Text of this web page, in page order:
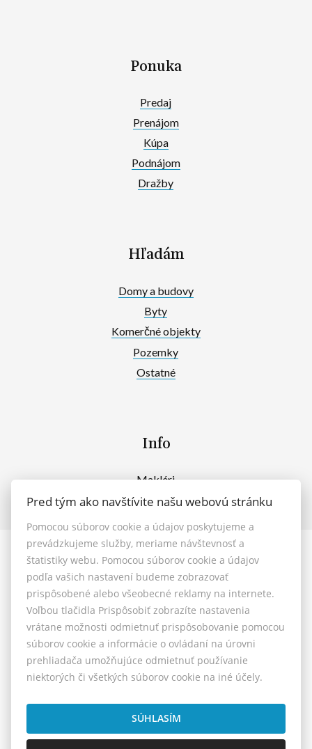
Ponuka
Predaj
Prenájom
Kúpa
Podnájom
Dražby
Hľadám
Domy a budovy
Byty
Komerčné objekty
Pozemky
Ostatné
Info
Makléri
Napíšte nám
Kontakt
© 2026 - MAXFIN REAL s.r.o.
Vašinova 125/61, Nitra 949 01, E-mail: reality@maxfinreal.sk
Nastavenie cookies
Všeobecné podmienky sprostredkovania
Reklamačný poriadok
Etický kódex
Pred tým ako navštívite našu webovú stránku
Pomocou súborov cookie a údajov poskytujeme a
prevádzkujeme služby, meriame návštevnosť a
štatistiky webu. Pomocou súborov cookie a údajov
podľa vašich nastavení budeme zobrazovať
prispôsobené alebo všeobecné reklamy na internete.
Voľbou tlačidla Prispôsobiť zobrazíte nastavenia
vrátane možnosti odmietnuť prispôsobovanie pomocou
súborov cookie a informácie o ovládaní na úrovni
prehliadača umožňujúce odmietnuť používanie
niektorých či všetkých súborov cookie na iné účely.
SÚHLASÍM